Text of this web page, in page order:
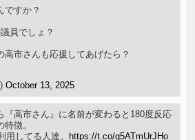
ですか？
員でしょ？
高市さんも応援してあげたら？
October 13, 2025
『高市さん』に名前が変わると180度反応
徴。
用してる人達。 https://t.co/g5ATmUrJHo